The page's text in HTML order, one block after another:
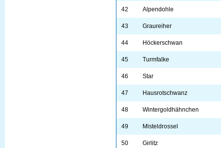
42 Alpendohle
43 Graureiher
44 Höckerschwan
45 Turmfalke
46 Star
47 Hausrotschwanz
48 Wintergoldhähnchen
49 Misteldrossel
50 Girlitz